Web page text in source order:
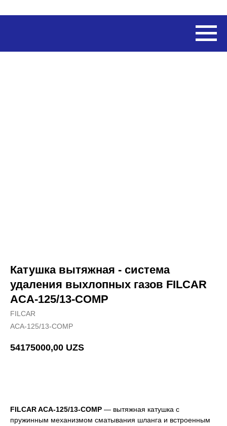
Катушка вытяжная - система
удаления выхлопных газов FILCAR
ACA-125/13-COMP
FILCAR
ACA-125/13-COMP
54175000,00 UZS
FILCAR ACA-125/13-COMP — вытяжная катушка с
пружинным механизмом сматывания шланга и встроенным